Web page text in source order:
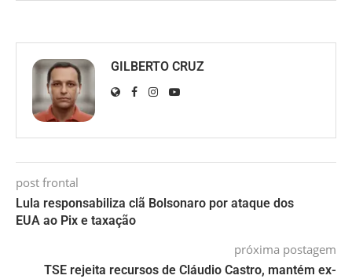
GILBERTO CRUZ
post frontal
Lula responsabiliza clã Bolsonaro por ataque dos
EUA ao Pix e taxação
próxima postagem
TSE rejeita recursos de Cláudio Castro, mantém ex-